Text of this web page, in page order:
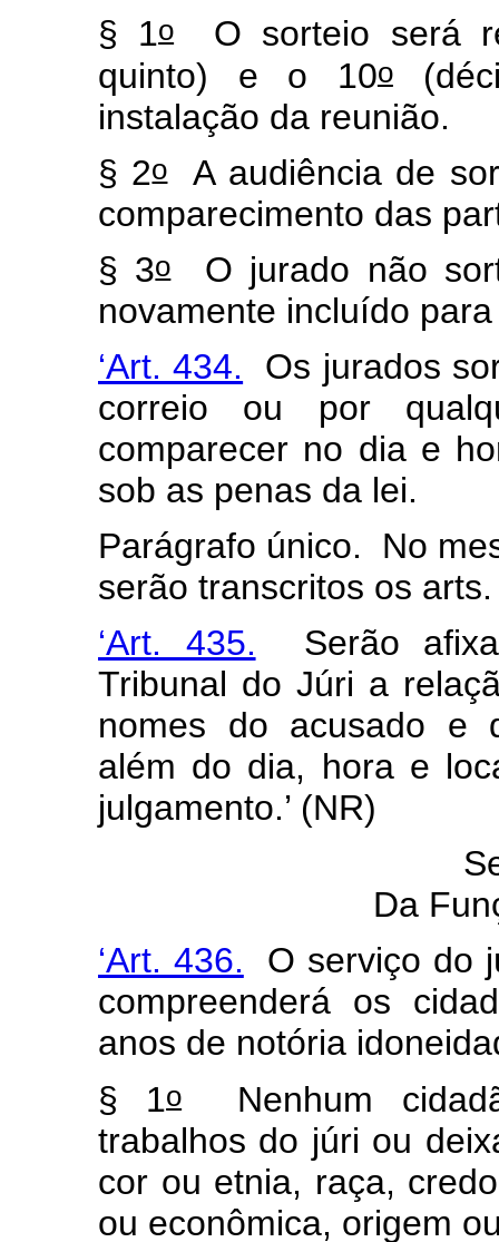
§ 1oO sorteio será
quinto) e o 10o
instalação da reunião.
§ 2oA audiência de
comparecimento das
§ 3oO jurado não
novamente incluído
‘Art. 434. Os jurados
correio ou por
comparecer no dia e
sob as penas da lei.
Parágrafo único. No
serão transcritos os
‘Art. 435. Serão
Tribunal do Júri a
nomes do acusado e
além do dia, hora e
julgamento.’ (NR)
Da
‘Art. 436. O serviço do
compreenderá os
anos de notória
§ 1oNenhum
trabalhos do júri ou
cor ou etnia, raça,
ou econômica, origem